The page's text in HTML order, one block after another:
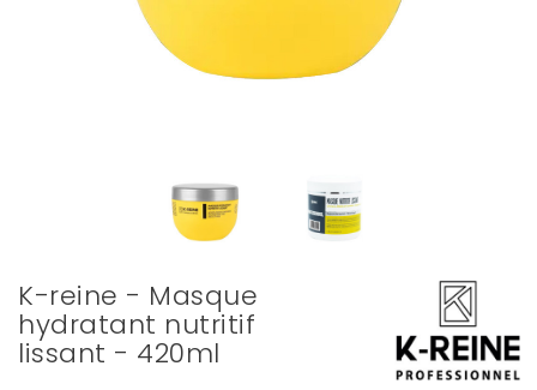
K-reine - Masque
hydratant nutritif
lissant - 420ml